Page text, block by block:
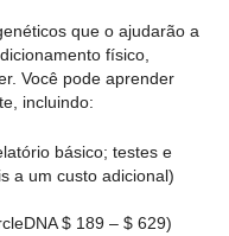
que o ajudarão a
físico,
Você pode aprender
incluindo:
básico; testes e
a um custo adicional)
$ 189 – $ 629)